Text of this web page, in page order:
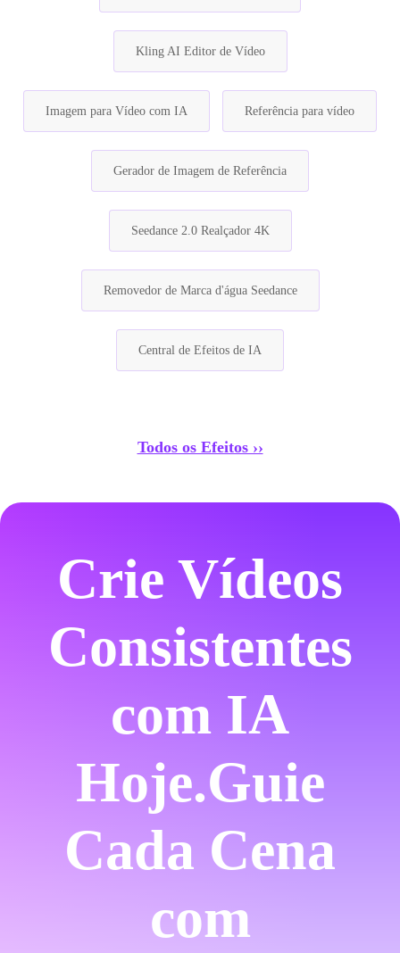
Kling AI Editor de Vídeo
Imagem para Vídeo com IA Referência para vídeo
Gerador de Imagem de Referência
Seedance 2.0 Realçador 4K
Removedor de Marca d'água Seedance
Central de Efeitos de IA
Todos os Efeitos ››
Crie Vídeos
Consistentes
com IA
Hoje.Guie
Cada Cena
com